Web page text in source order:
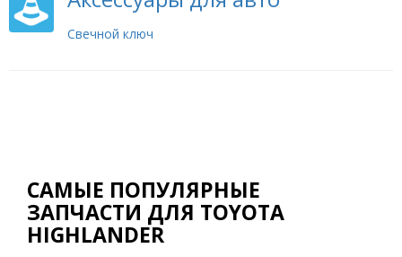
Свечной ключ
САМЫЕ ПОПУЛЯРНЫЕ
ЗАПЧАСТИ ДЛЯ TOYOTA
HIGHLANDER